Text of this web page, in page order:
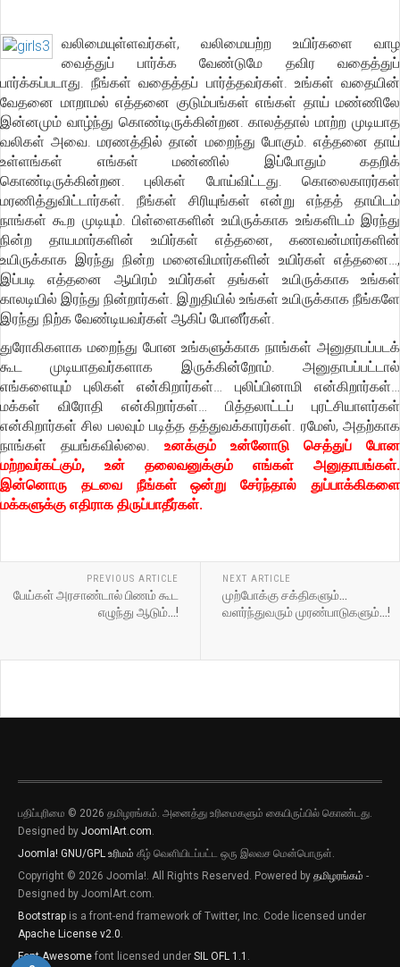
வலிமையுள்ளவர்கள், வலிமையற்ற உயிர்களை வாழ
வைத்துப் பார்க்க வேண்டுமே தவிர வதைத்துப்
பார்க்கப்படாது. நீங்கள் வதைத்தப் பார்த்தவர்கள். உங்கள் வதையின்
வேதனை மாறாமல் எத்தனை குடும்பங்கள் எங்கள் தாய் மண்ணிலே
இன்னமும் வாழ்ந்து கொண்டிருக்கின்றன. காலத்தால் மாற்ற முடியாத
வலிகள் அவை. மரணத்தில் தான் மறைந்து போகும். எத்தனை தாய்
உள்ளங்கள் எங்கள் மண்ணில் இப்போதும் கதறிக்
கொண்டிருக்கின்றன. புலிகள் போய்விட்டது. கொலைகாரர்கள்
மரணித்துவிட்டார்கள். நீங்கள் சிரியுங்கள் என்று எந்தத் தாயிடம்
நாங்கள் கூற முடியும். பிள்ளைகளின் உயிருக்காக உங்களிடம் இரந்து
நின்ற தாயமார்களின் உயிர்கள் எத்தனை, கணவன்மார்களின்
உயிருக்காக இரந்து நின்ற மனைவிமார்களின் உயிர்கள் எத்தனை…,
இப்படி எத்தனை ஆயிரம் உயிர்கள் தங்கள் உயிருக்காக உங்கள்
காலடியில் இரந்து நின்றார்கள். இறுதியில் உங்கள் உயிருக்காக நீங்களே
இரந்து நிற்க வேண்டியவர்கள் ஆகிப் போனீர்கள்.
துரோகிகளாக மறைந்து போன உங்களுக்காக நாங்கள் அனுதாபப்படக்
கூட முடியாதவர்களாக இருக்கின்றோம். அனுதாபப்பட்டால்
எங்களையும் புலிகள் என்கிறார்கள்… புலிப்பினாமி என்கிறார்கள்…
மக்கள் விரோதி என்கிறார்கள்… பித்தலாட்டப் புரட்சியாளர்கள்
என்கிறார்கள் சில பலவும் படித்த தத்துவக்காரர்கள். ரமேஸ், அதற்காக
நாங்கள் தயங்கவில்லை. உனக்கும் உன்னோடு செத்துப் போன
மற்றவர்கட்கும், உன் தலைவனுக்கும் எங்கள் அனுதாபங்கள்.
இன்னொரு தடவை நீங்கள் ஒன்று சேர்ந்தால் துப்பாக்கிகளை
மக்களுக்கு எதிராக திருப்பாதீர்கள்.
PREVIOUS ARTICLE
பேய்கள் அரசாண்டால் பிணம் கூட
எழுந்து ஆடும்…!
NEXT ARTICLE
முற்போக்கு சக்திகளும்…
வளர்ந்துவரும் முரண்பாடுகளும்…!
பதிப்புரிமை © 2026 தமிழரங்கம். அனைத்து உரிமைகளும் கையிருப்பில் கொண்டது.
Designed by JoomlArt.com.
Joomla! GNU/GPL உரிமம் கீழ் வெளியிடப்பட்ட ஒரு இலவச மென்பொருள்.
Copyright © 2026 Joomla!. All Rights Reserved. Powered by தமிழரங்கம் -
Designed by JoomlArt.com.
Bootstrap is a front-end framework of Twitter, Inc. Code licensed under
Apache License v2.0.
Font Awesome font licensed under SIL OFL 1.1 .